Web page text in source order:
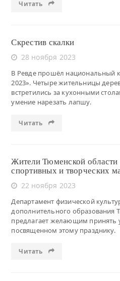
Читать
Скрестив скалки
28 ноября 2023
В Ревде прошёл национальный
2023». Четыре жительницы
встретились за кухонными
умение нарезать лапшу.
Читать
Жители Тюменской области
спортивных и творческих
22 ноября 2023
Департамент физической
дополнительного образования
предлагает желающим принять
посвященном этому празднику.
Читать